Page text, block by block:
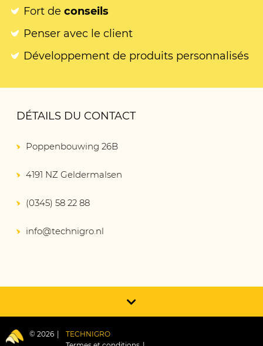
Fort de conseils
Penser avec le client
Développement de produits personnalisés
DÉTAILS DU CONTACT
Poppenbouwing 26B
4191 NZ Geldermalsen
(0345) 58 22 88
info@technigro.nl
© 2026
TECHNIGRO